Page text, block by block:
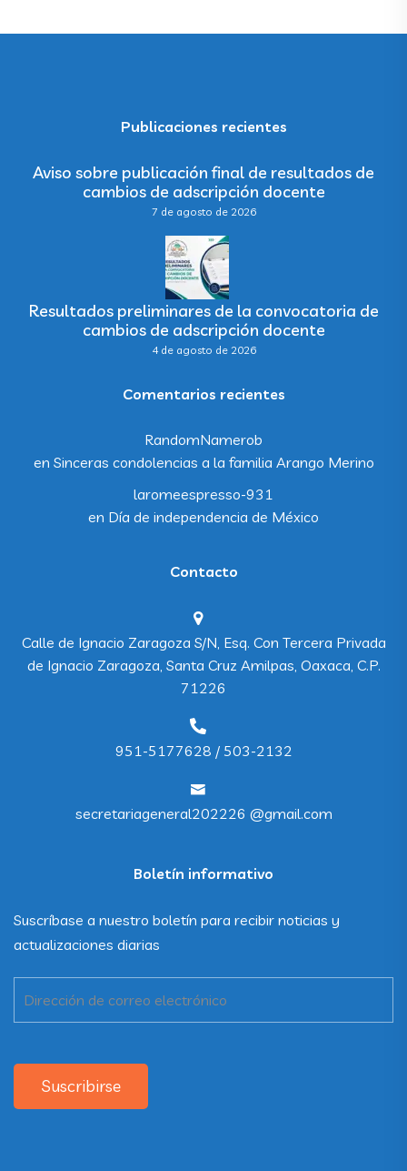
Publicaciones recientes
Aviso sobre publicación final de resultados de
cambios de adscripción docente
7 de agosto de 2026
Resultados preliminares de la convocatoria de
cambios de adscripción docente
4 de agosto de 2026
Comentarios recientes
RandomNamerob
en Sinceras condolencias a la familia Arango Merino
laromeespresso-931
en Día de independencia de México
Contacto
Calle de Ignacio Zaragoza S/N, Esq. Con Tercera Privada
de Ignacio Zaragoza, Santa Cruz Amilpas, Oaxaca, C.P.
71226
951-5177628 / 503-2132
secretariageneral202226 @gmail.com
Boletín informativo
Suscríbase a nuestro boletín para recibir noticias y
actualizaciones diarias
Suscribirse